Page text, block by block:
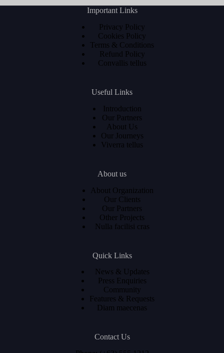
Important Links
Privacy Policy
Cookies Policy
Terms & Conditions
Refund Policy
Convallis tellus
Useful Links
Introduction
Our Partners
About Us
Our Journeys
Viverra tellus
About us
About Organization
Our Clients
Our Partners
Other Projects
Nulla facilisi cras
Quick Links
News & Updates
Press Enquiries
Community
Features & Requests
Diam maecenas
Contact Us